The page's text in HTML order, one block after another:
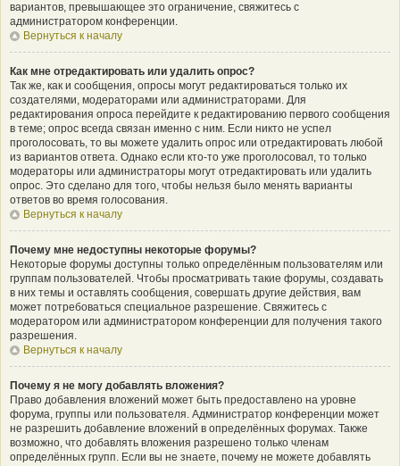
вариантов, превышающее это ограничение, свяжитесь с
администратором конференции.
Вернуться к началу
Как мне отредактировать или удалить опрос?
Так же, как и сообщения, опросы могут редактироваться только их
создателями, модераторами или администраторами. Для
редактирования опроса перейдите к редактированию первого сообщения
в теме; опрос всегда связан именно с ним. Если никто не успел
проголосовать, то вы можете удалить опрос или отредактировать любой
из вариантов ответа. Однако если кто-то уже проголосовал, то только
модераторы или администраторы могут отредактировать или удалить
опрос. Это сделано для того, чтобы нельзя было менять варианты
ответов во время голосования.
Вернуться к началу
Почему мне недоступны некоторые форумы?
Некоторые форумы доступны только определённым пользователям или
группам пользователей. Чтобы просматривать такие форумы, создавать
в них темы и оставлять сообщения, совершать другие действия, вам
может потребоваться специальное разрешение. Свяжитесь с
модератором или администратором конференции для получения такого
разрешения.
Вернуться к началу
Почему я не могу добавлять вложения?
Право добавления вложений может быть предоставлено на уровне
форума, группы или пользователя. Администратор конференции может
не разрешить добавление вложений в определённых форумах. Также
возможно, что добавлять вложения разрешено только членам
определённых групп. Если вы не знаете, почему не можете добавлять